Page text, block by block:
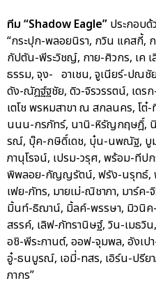
ทีม “Shadow Eagle” ประกอบด้
“กระปุก-พลอยนิรา, กวิน แคสกี้
กัปตัน-พีระวิชญ์, กาย-ศิวกร, เค เ
ธรรม, จุง- อาเชน, จูเนียร์-ปณชั
ดัง-ณัฎฐ์ฐชัย, ดิว-จิรวรรตน์, เดร
เตโช พรหมสาขา ณ สกลนคร, โต๋
นนน-กรภัทร์, นานิ-หิรัญกฤษฎิ์,
รณ์, บุ๊ค-กษิดิ์เดช, บุ๋น-นพณัฐ, บู
ภานุโรจน์, เปรม-วรุศ, พร้อม-ที
พิพลอย-กัญญรัตน์, ฟรัง-นรุทธ์,
เฟย-ภัทร, มายเม่-ณิชาภา, มาร์ค
มิ้นท์-ธิฌาน์, มิ้ลค์-พรรษา, มิวนิ
สรรค์, เลิฟ-ภัทรานิษฐ์, วิน-เมธ
อชิ-พีระกานต์, ออฟ-จุมพล, อังเ
อู๋-ธนบูรณ์, เอมี่-ทสร, เอิร์น-ปรีย
ภากร”